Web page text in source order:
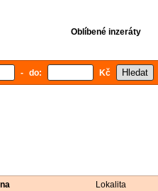
Oblíbené inzeráty
- do: Kč
Lokalita